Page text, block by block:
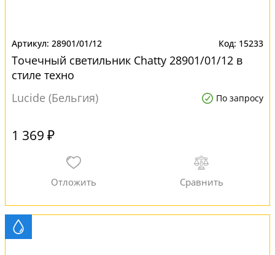
28901/01/12 15233
Точечный светильник Chatty 28901/01/12 в
стиле техно
Lucide (Бельгия)
По запросу
1 369 ₽